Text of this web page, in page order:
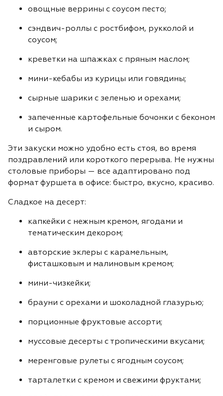
овощные веррины с соусом песто;
сэндвич-роллы с ростбифом, рукколой и
соусом;
креветки на шпажках с пряным маслом;
мини-кебабы из курицы или говядины;
сырные шарики с зеленью и орехами;
запеченные картофельные бочонки с беконом
и сыром.
Эти закуски можно удобно есть стоя, во время
поздравлений или короткого перерыва. Не нужны
столовые приборы — все адаптировано под
формат фуршета в офисе: быстро, вкусно, красиво.
Сладкое на десерт:
капкейки с нежным кремом, ягодами и
тематическим декором;
авторские эклеры с карамельным,
фисташковым и малиновым кремом;
мини-чизкейки;
брауни с орехами и шоколадной глазурью;
порционные фруктовые ассорти;
муссовые десерты с тропическими вкусами;
меренговые рулеты с ягодным соусом;
тарталетки с кремом и свежими фруктами;